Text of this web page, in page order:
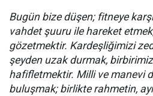
Bugün bize düşen; fitneye
vahdet şuuru ile hareket
gözetmektir. Kardeşliğimizi
şeyden uzak durmak,
hafifletmektir. Milli ve manevi
buluşmak; birlikte rahmetin,